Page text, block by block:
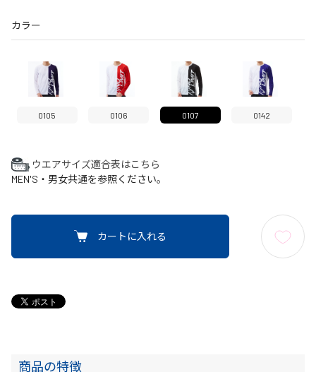
カラー
0105 0106 0107 0142
ウエアサイズ適合表はこちら
MEN'S・男女共通を参照ください。
カートに入れる
商品の特徴